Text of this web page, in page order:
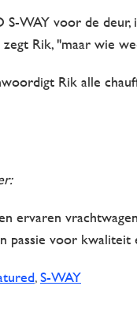
S-WAY voor de
Rik, "maar wie
Rik alle
ervaren
passie voor kwaliteit
,S-WAY